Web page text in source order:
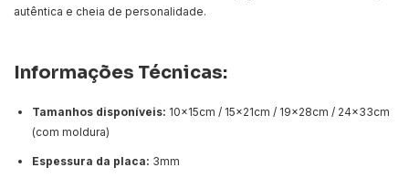
autêntica e cheia de personalidade.
Informações Técnicas:
Tamanhos disponíveis: 10x15cm / 15x21cm / 19x28cm / 24x33cm
(com moldura)
Espessura da placa: 3mm